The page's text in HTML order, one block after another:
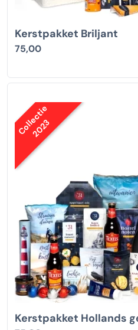
Kerstpakket Briljant
75,00
Collectie
2023
Kerstpakket Hollands